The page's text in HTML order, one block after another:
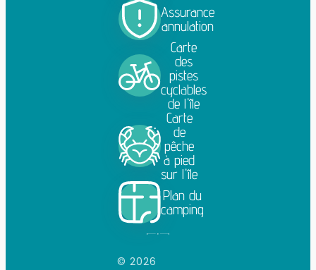
Assurance
annulation
Carte
des
pistes
cyclables
de l'île
Carte
de
pêche
à pied
sur l'île
Plan du
camping
© 2026